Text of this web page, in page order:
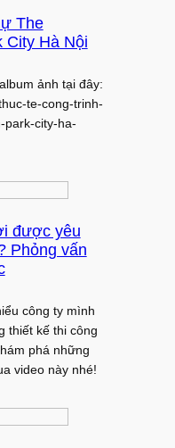
The
City Hà Nội
ảnh tại đây:
te-cong-trinh-
park-city-ha-
được yêu
Phỏng vấn
công ty mình
thiết kế thi công
phá những
video này nhé!